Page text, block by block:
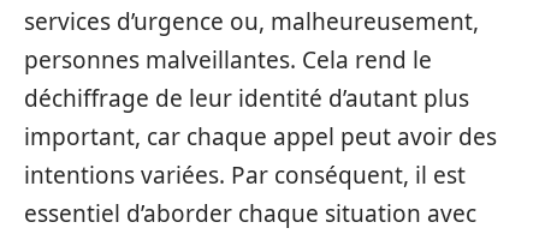
services d’urgence ou, malheureusement,
personnes malveillantes. Cela rend le
déchiffrage de leur identité d’autant plus
important, car chaque appel peut avoir des
intentions variées. Par conséquent, il est
essentiel d’aborder chaque situation avec